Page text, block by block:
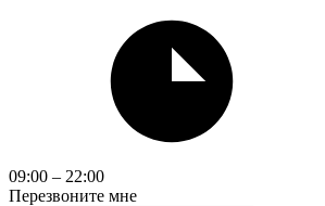
09:00 – 22:00
Перезвоните мне